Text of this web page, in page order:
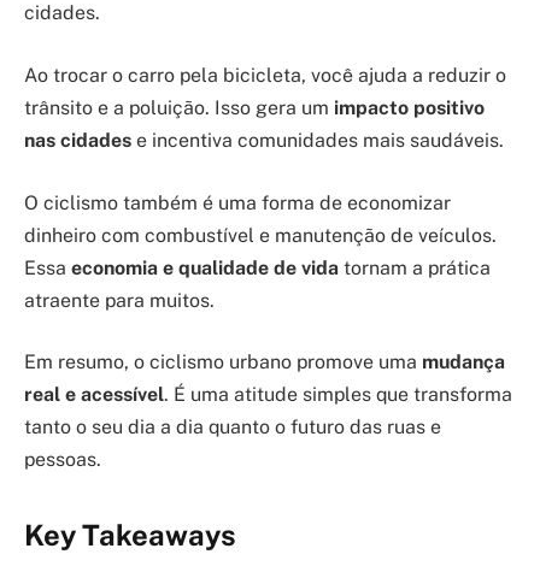
cidades.
Ao trocar o carro pela bicicleta, você ajuda a reduzir o
trânsito e a poluição. Isso gera um impacto positivo
nas cidades e incentiva comunidades mais saudáveis.
O ciclismo também é uma forma de economizar
dinheiro com combustível e manutenção de veículos.
Essa economia e qualidade de vida tornam a prática
atraente para muitos.
Em resumo, o ciclismo urbano promove uma mudança
real e acessível. É uma atitude simples que transforma
tanto o seu dia a dia quanto o futuro das ruas e
pessoas.
Key Takeaways